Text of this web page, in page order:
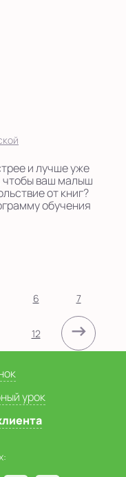
и лучше уже
чтобы ваш малыш
от книг?
обучения
6 7
12 →
урок